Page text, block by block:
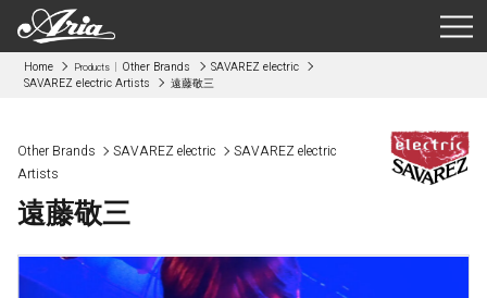
Home Products Other Brands
SAVAREZ electric
SAVAREZ electric Artists
遠藤敬三
Other Brands SAVAREZ electric
SAVAREZ electric
Artists
遠藤敬三